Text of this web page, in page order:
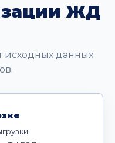
ЖД
исходных данных